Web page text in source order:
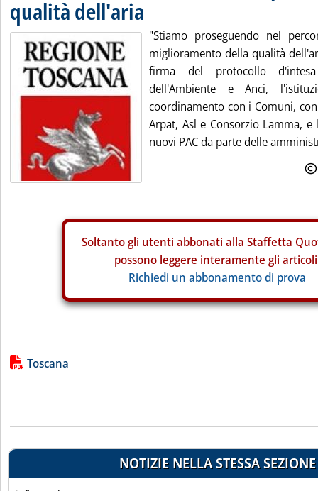
qualità dell'aria
"Stiamo proseguendo nel
miglioramento della qualità
firma del protocollo
dell'Ambiente e Anci,
coordinamento con i Comuni,
Arpat, Asl e Consorzio Lamma,
nuovi PAC da parte delle
Soltanto gli utenti abbonati alla Staffetta
possono leggere interamente gli
Richiedi un abbonamento di prova
Lista allegati PDF alla notizia
Toscana
NOTIZIE NELLA STESSA SEZIONE